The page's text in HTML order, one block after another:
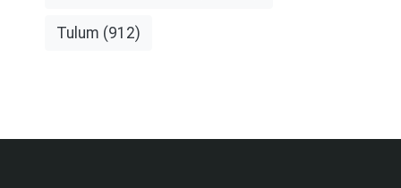
Tulum (912)